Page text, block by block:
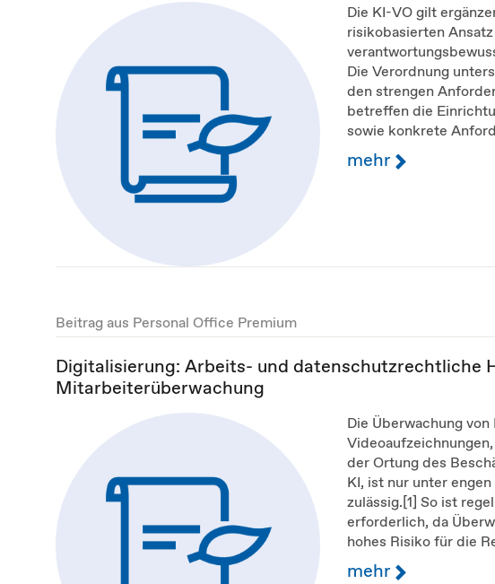
Die KI-VO gilt
risikobasierten
Die Verordnung
den strengen
betreffen die
sowie konkrete
mehr
Beitrag aus Personal Office Premium
Digitalisierung: Arbeits- und datenschutzrechtliche
Mitarbeiterüberwachung
Die Überwachung
der Ortung des
KI, ist nur unter
zulässig.[1] So ist
erforderlich, da
hohes Risiko für die
mehr